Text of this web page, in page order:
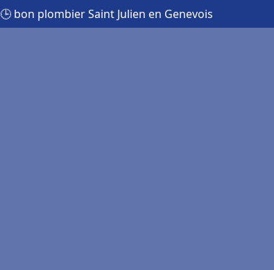
🕒 bon plombier Saint Julien en Genevois